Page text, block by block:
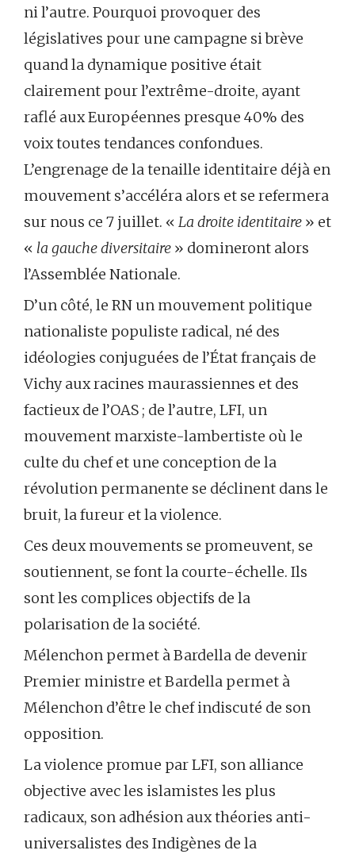
ni l’autre. Pourquoi provoquer des
législatives pour une campagne si brève
quand la dynamique positive était
clairement pour l’extrême-droite, ayant
raflé aux Européennes presque 40% des
voix toutes tendances confondues.
L’engrenage de la tenaille identitaire déjà en
mouvement s’accéléra alors et se refermera
sur nous ce 7 juillet. « La droite identitaire » et
« la gauche diversitaire » domineront alors
l’Assemblée Nationale.
D’un côté, le RN un mouvement politique
nationaliste populiste radical, né des
idéologies conjuguées de l’État français de
Vichy aux racines maurassiennes et des
factieux de l’OAS ; de l’autre, LFI, un
mouvement marxiste-lambertiste où le
culte du chef et une conception de la
révolution permanente se déclinent dans le
bruit, la fureur et la violence.
Ces deux mouvements se promeuvent, se
soutiennent, se font la courte-échelle. Ils
sont les complices objectifs de la
polarisation de la société.
Mélenchon permet à Bardella de devenir
Premier ministre et Bardella permet à
Mélenchon d’être le chef indiscuté de son
opposition.
La violence promue par LFI, son alliance
objective avec les islamistes les plus
radicaux, son adhésion aux théories anti-
universalistes des Indigènes de la